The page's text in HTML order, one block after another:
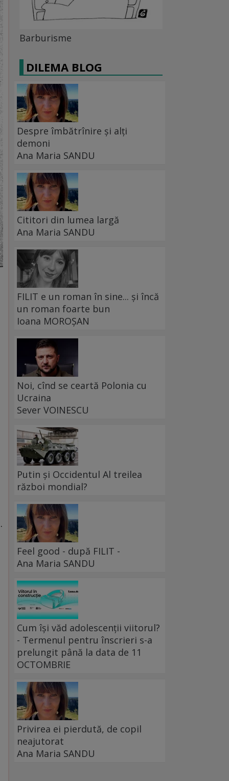
Barburisme
DILEMA BLOG
Despre îmbătrînire și alți
demoni
Ana Maria SANDU
Cititori din lumea largă
Ana Maria SANDU
FILIT e un roman în sine... și încă
un roman foarte bun
Ioana MOROȘAN
Noi, cînd se ceartă Polonia cu
Ucraina
Sever VOINESCU
Putin și Occidentul Al treilea
război mondial?
Feel good - după FILIT -
Ana Maria SANDU
Cum își văd adolescenții viitorul?
- Termenul pentru înscrieri s-a
prelungit până la data de 11
OCTOMBRIE
Privirea ei pierdută, de copil
neajutorat
Ana Maria SANDU